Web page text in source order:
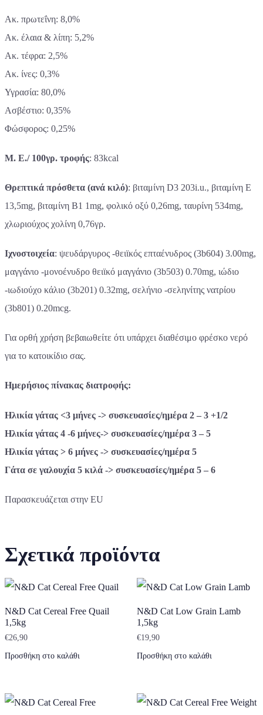
Ακ. πρωτεΐνη: 8,0%
Ακ. έλαια & λίπη: 5,2%
Ακ. τέφρα: 2,5%
Ακ. ίνες: 0,3%
Υγρασία: 80,0%
Ασβέστιο: 0,35%
Φώσφορος: 0,25%
Μ. Ε./ 100γρ. τροφής: 83kcal
Θρεπτικά πρόσθετα (ανά κιλό): βιταμίνη D3 203i.u., βιταμίνη E
13,5mg, βιταμίνη Β1 1mg, φολικό οξύ 0,26mg, ταυρίνη 534mg,
χλωριούχος χολίνη 0,76γρ.
Ιχνοστοιχεία: ψευδάργυρος -θειϊκός επταένυδρος (3b604) 3.00mg,
μαγγάνιο -μονοένυδρο θειϊκό μαγγάνιο (3b503) 0.70mg, ιώδιο
-ιωδιούχο κάλιο (3b201) 0.32mg, σελήνιο -σεληνίτης νατρίου
(3b801) 0.20mcg.
Για ορθή χρήση βεβαιωθείτε ότι υπάρχει διαθέσιμο φρέσκο νερό
για το κατοικίδιο σας.
Ημερήσιος πίνακας διατροφής:
Ηλικία γάτας <3 μήνες -> συσκευασίες/ημέρα 2 – 3 +1/2
Ηλικία γάτας 4 -6 μήνες-> συσκευασίες/ημέρα 3 – 5
Ηλικία γάτας > 6 μήνες -> συσκευασίες/ημέρα 5
Γάτα σε γαλουχία 5 κιλά -> συσκευασίες/ημέρα 5 – 6
Παρασκευάζεται στην EU
Σχετικά προϊόντα
N&D Cat Cereal Free Quail
1,5kg
€26,90
Προσθήκη στο καλάθι
N&D Cat Low Grain Lamb
1,5kg
€19,90
Προσθήκη στο καλάθι